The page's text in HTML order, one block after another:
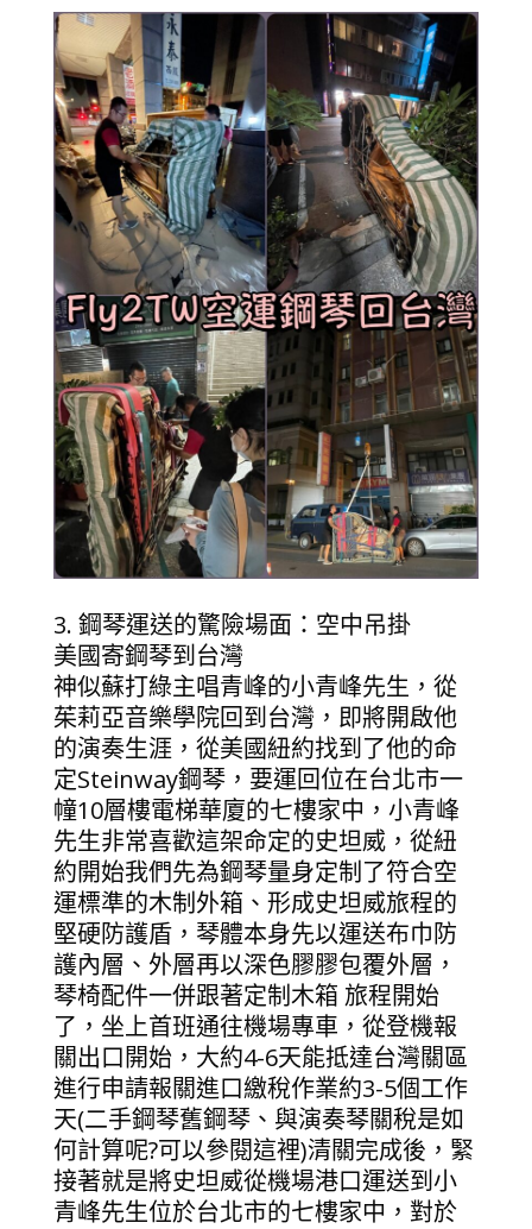
3. 鋼琴運送的驚險場面：空中吊掛
美國寄鋼琴到台灣
神似蘇打綠主唱青峰的小青峰先生，從
茱莉亞音樂學院回到台灣，即將開啟他
的演奏生涯，從美國紐約找到了他的命
定Steinway鋼琴，要運回位在台北市一
幢10層樓電梯華廈的七樓家中，小青峰
先生非常喜歡這架命定的史坦威，從紐
約開始我們先為鋼琴量身定制了符合空
運標準的木制外箱、形成史坦威旅程的
堅硬防護盾，琴體本身先以運送布巾防
護內層、外層再以深色膠膠包覆外層，
琴椅配件一併跟著定制木箱 旅程開始
了，坐上首班通往機場專車，從登機報
關出口開始，大約4-6天能抵達台灣關區
進行申請報關進口繳稅作業約3-5個工作
天(二手鋼琴舊鋼琴、與演奏琴關稅是如
何計算呢?可以參閱這裡)清關完成後，緊
接著就是將史坦威從機場港口運送到小
青峰先生位於台北市的七樓家中，對於